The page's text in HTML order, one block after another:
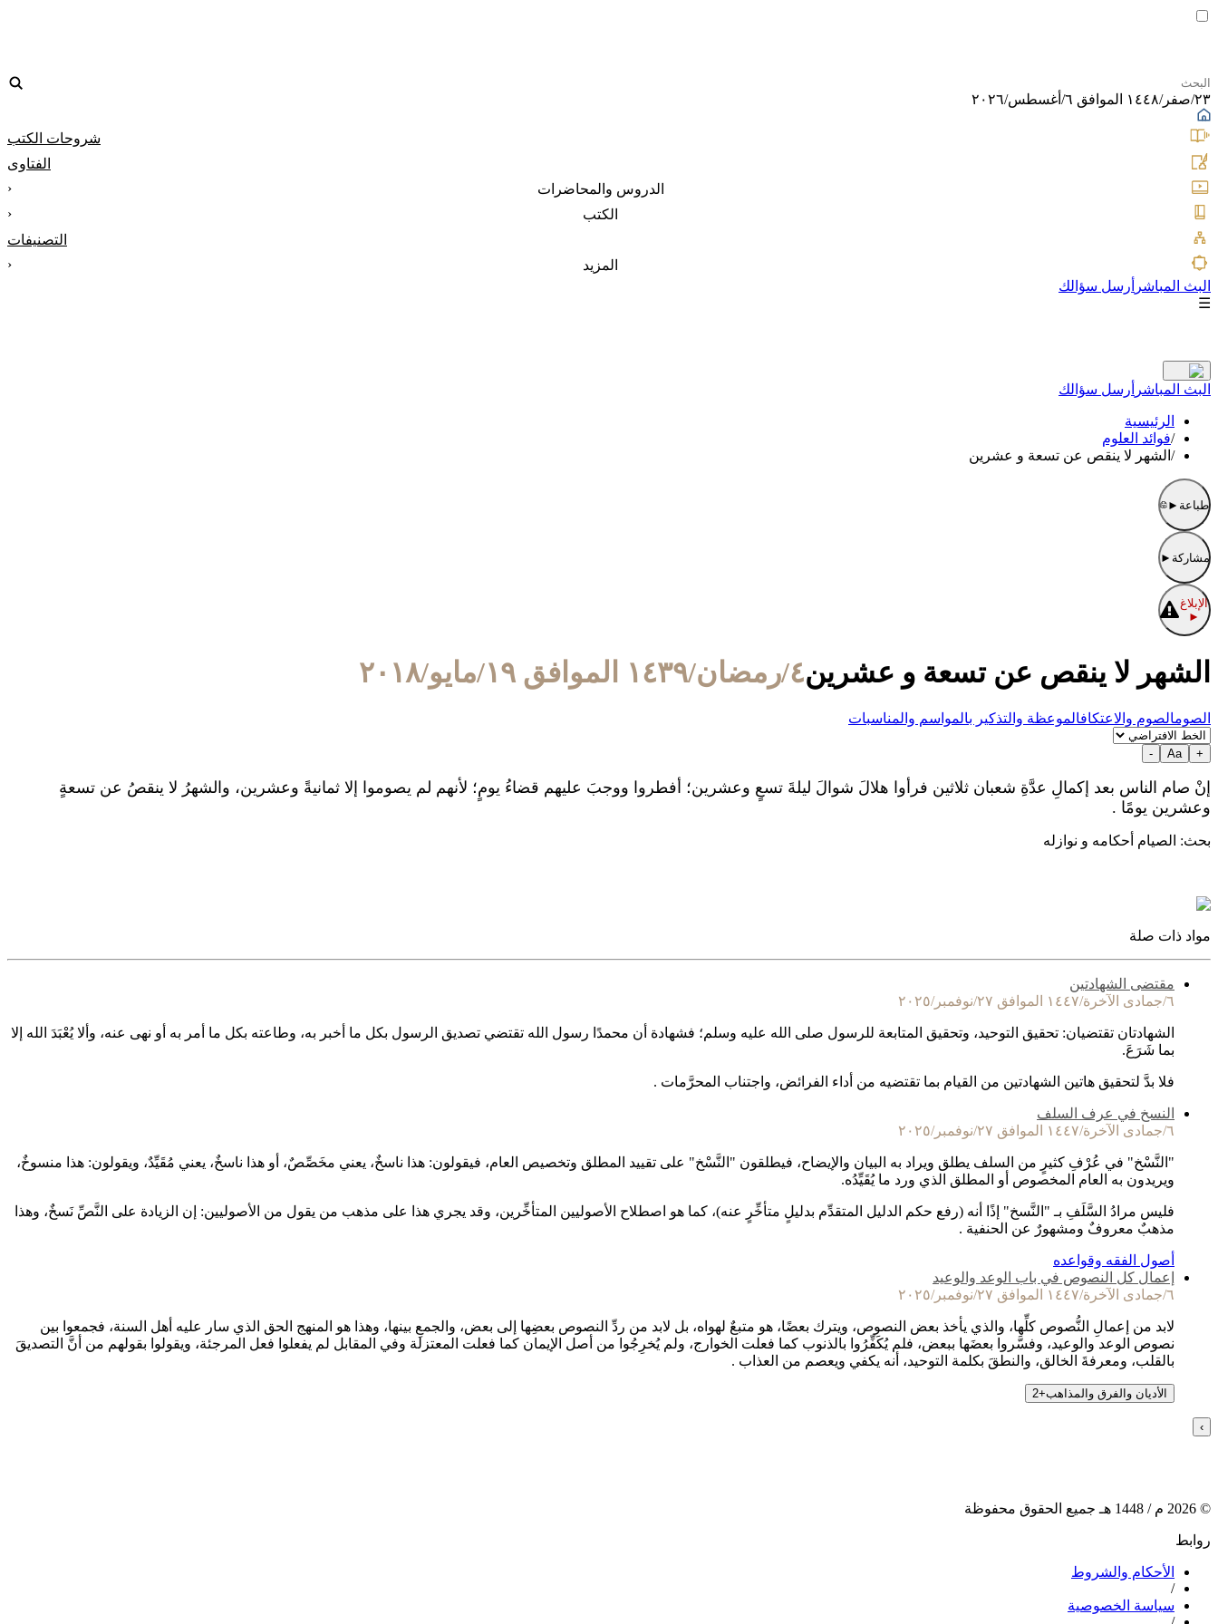
٢٣/صفر/١٤٤٨ الموافق ٦/أغسطس/٢٠٢٦
شروحات الكتب
الفتاوى
الدروس والمحاضرات
‹
الكتب
‹
التصنيفات
المزيد
‹
البث المباشر أرسل سؤالك
☰
البث المباشر أرسل سؤالك
الرئيسية
/فوائد العلوم
/ الشهر لا ينقص عن تسعة و عشرين
طباعة ►
مشاركة ►
الإبلاغ
►
الشهر لا ينقص عن تسعة و عشرين٤/رمضان/١٤٣٩ الموافق ١٩/مايو/٢٠١٨
الصومالصوم والاعتكافالموعظة والتذكير بالمواسم والمناسبات
+
Aa
-
إنْ صام الناس بعد إكمالِ عدَّةِ شعبان ثلاثين فرأوا هلالَ شوالَ ليلةَ تسعٍ وعشرين؛ أفطروا ووجبَ عليهم قضاءُ يومٍ؛ لأنهم لم يصوموا إلا ثمانيةً وعشرين، والشهرُ لا ينقصُ عن تسعةٍ
وعشرين يومًا .
بحث: الصيام أحكامه و نوازله
مواد ذات صلة
مقتضى الشهادتين
٦/جمادى الآخرة/١٤٤٧ الموافق ٢٧/نوفمبر/٢٠٢٥
الشهادتان تقتضيان: تحقيق التوحيد، وتحقيق المتابعة للرسول صلى الله عليه وسلم؛ فشهادة أن محمدًا رسول الله تقتضي تصديق الرسول بكل ما أخبر به، وطاعته بكل ما أمر به أو نهى عنه، وألا يُعْبَدَ الله إلا
بما شَرَعَ.
فلا بدَّ لتحقيق هاتين الشهادتين من القيام بما تقتضيه من أداء الفرائض، واجتناب المحرَّمات .
النسخ في عرف السلف
٦/جمادى الآخرة/١٤٤٧ الموافق ٢٧/نوفمبر/٢٠٢٥
"النَّسْخ" في عُرْفِ كثيرٍ من السلف يطلق ويراد به البيان والإيضاح، فيطلقون "النَّسْخ" على تقييد المطلق وتخصيص العام، فيقولون: هذا ناسخٌ، يعني مخَصِّصٌ، أو هذا ناسخٌ، يعني مُقَيِّدٌ، ويقولون: هذا منسوخٌ،
ويريدون به العام المخصوص أو المطلق الذي ورد ما يُقَيِّدُه.
فليس مرادُ السَّلَفِ بـ "النَّسخ" إذًا أنه (رفع حكم الدليل المتقدِّم بدليلٍ متأخِّرٍ عنه)، كما هو اصطلاح الأصوليين المتأخِّرين، وقد يجري هذا على مذهب من يقول من الأصوليين: إن الزيادة على النَّصِّ نَسخٌ، وهذا
مذهبٌ معروفٌ ومشهورٌ عن الحنفية .
أصول الفقه وقواعده
إعمال كل النصوص في باب الوعد والوعيد
٦/جمادى الآخرة/١٤٤٧ الموافق ٢٧/نوفمبر/٢٠٢٥
لابد من إعمالِ النُّصوص كلِّها، والذي يأخذ بعض النصوص، ويترك بعضًا، هو متبعٌ لهواه، بل لابد من ردِّ النصوص بعضِها إلى بعض، والجمعِ بينها، وهذا هو المنهج الحق الذي سار عليه أهل السنة، فجمعوا بين
نصوص الوعد والوعيد، وفسَّروا بعضَها ببعض، فلم يُكَفِّرُوا بالذنوب كما فعلت الخوارج، ولم يُخرِجُوا من أصل الإيمان كما فعلت المعتزلة وفي المقابل لم يفعلوا فعل المرجئة، ويقولوا بقولهم من أنَّ التصديقَ
بالقلب، ومعرفةَ الخالق، والنطقَ بكلمة التوحيد، أنه يكفي ويعصم من العذاب .
الأديان والفرق والمذاهب+
2
›
©
2026 م / 1448 هـ جميع الحقوق محفوظة
روابط
الأحكام والشروط
/
سياسة الخصوصية